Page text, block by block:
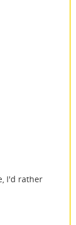
I'd rather